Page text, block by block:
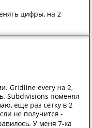
цифры, на 2
Gridline every на 2,
Subdivisions поменял
еще раз сетку в 2
не получится -
У меня 7-ка